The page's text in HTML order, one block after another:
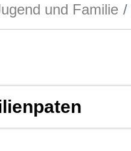
und Familie